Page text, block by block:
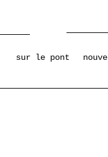
sur le pont